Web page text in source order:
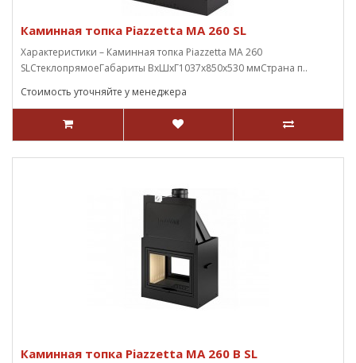
Каминная топка Piazzetta MA 260 SL
Характеристики – Каминная топка Piazzetta MA 260
SLСтеклопрямоеГабариты ВxШxГ1037х850х530 ммСтрана п..
Стоимость уточняйте у менеджера
Каминная топка Piazzetta MA 260 B SL